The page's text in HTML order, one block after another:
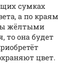
сумках
а по краям
жёлтыми
то она будет
цвет.